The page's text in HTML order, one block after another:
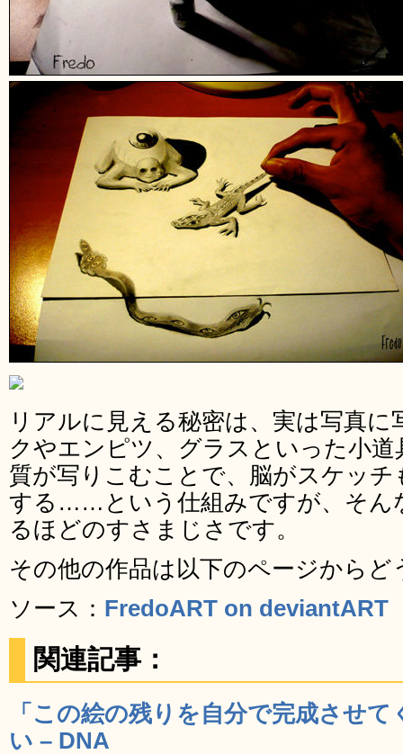
リアルに見える秘密は、実は写真
クやエンピツ、グラスといった小
質が写りこむことで、脳がスケッ
する……という仕組みですが、そん
るほどのすさまじさです。
その他の作品は以下のページからど
ソース： FredoART on deviantART
関連記事：
「この絵の残りを自分で完成させ
い – DNA